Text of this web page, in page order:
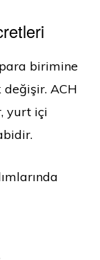
birimine
ACH
yurt içi